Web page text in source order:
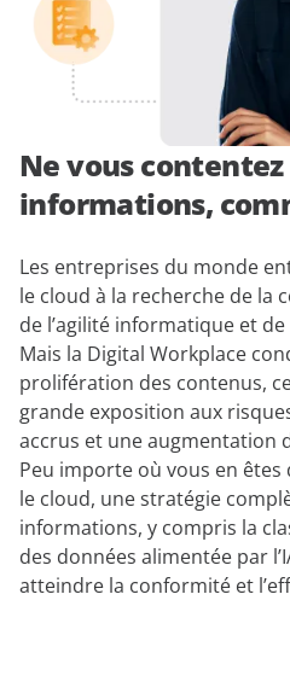
Ne vous
informations,
Les entreprises du monde
le cloud à la recherche de la
de l’agilité informatique et
Mais la Digital Workplace
prolifération des contenus,
grande exposition aux
accrus et une augmentation
Peu importe où vous en
le cloud, une stratégie
informations, y compris la
des données alimentée par
atteindre la conformité et